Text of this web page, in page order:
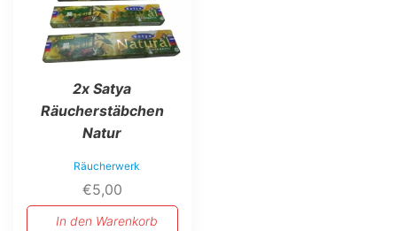
2x Satya
Räucherstäbchen
Natur
Räucherwerk
€5,00
In den Warenkorb